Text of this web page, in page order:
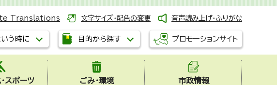
Translations 文字サイズ・配色の変更 音声読み上げ・ふりがな
う時に 目的から探す プロモーションサイト
スポーツ ごみ・環境 市政情報